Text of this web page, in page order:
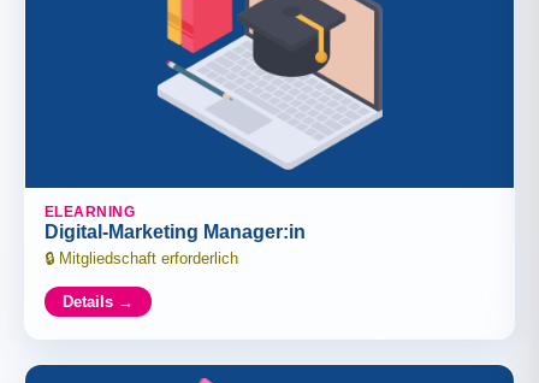
ELEARNING
Digital-Marketing Manager:in
Mitgliedschaft erforderlich
Details →